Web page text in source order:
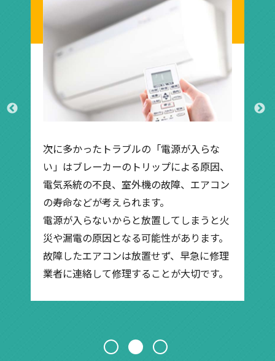
かったトラブルの「電源が入らな
ブレーカーのトリップによる原因、
統の不良、室外機の故障、エアコン
などが考えられます。
入らないからと放置してしまうと火
電の原因となる可能性があります。
たエアコンは放置せず、早急に修理
連絡して修理することが大切です。
安く購入した
い時にやり方が
ージがあります
の専門知識が必
方法は火災や
め、専門業者
す。迷わずす